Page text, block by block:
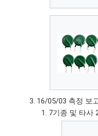
16/05/03 측정 보
7기종 및 타사